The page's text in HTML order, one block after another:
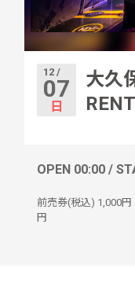
12 /
07
日
大久
OPEN 00:00 /
前売券(税込) 1,000円
円